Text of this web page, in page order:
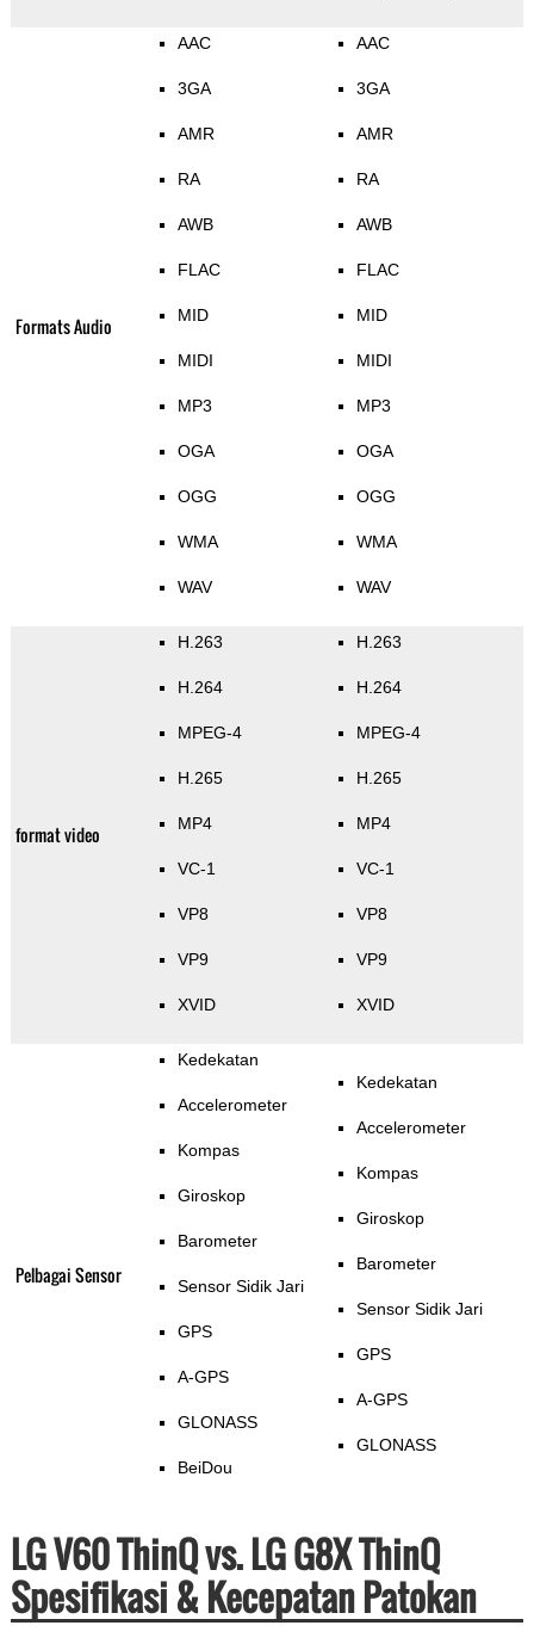
Formats Audio
AAC
3GA
AMR
RA
AWB
FLAC
MID
MIDI
MP3
OGA
OGG
WMA
WAV
AAC
3GA
AMR
RA
AWB
FLAC
MID
MIDI
MP3
OGA
OGG
WMA
WAV
format video
H.263
H.264
MPEG-4
H.265
MP4
VC-1
VP8
VP9
XVID
H.263
H.264
MPEG-4
H.265
MP4
VC-1
VP8
VP9
XVID
Pelbagai Sensor
Kedekatan
Accelerometer
Kompas
Giroskop
Barometer
Sensor Sidik Jari
GPS
A-GPS
GLONASS
BeiDou
Kedekatan
Accelerometer
Kompas
Giroskop
Barometer
Sensor Sidik Jari
GPS
A-GPS
GLONASS
LG V60 ThinQ vs. LG G8X ThinQ
Spesifikasi & Kecepatan Patokan